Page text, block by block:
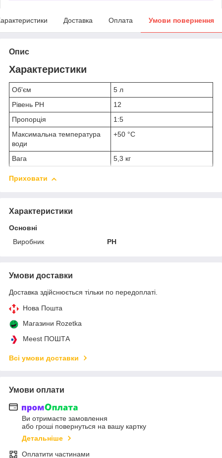
Доставка Оплата Умови повернення
Опис
Характеристики
Об'єм
5 л
Рівень PH
12
Пропорція
1:5
Максимальна температура
води
+50 °С
Вага 5,3 кг
Приховати
Характеристики
Основні
Виробник
PH
Умови доставки
Доставка здійснюється тільки по передоплаті.
Нова Пошта
Магазини Rozetka
Meest ПОШТА
Всі умови доставки
Умови оплати
Ви отримаєте замовлення
або гроші повернуться на вашу картку
Детальніше
Оплатити частинами